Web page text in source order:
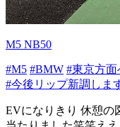
M5 NB50
#M5 #BMW #東京方面
#今後リップ新調しま
EVになりきり 休憩の